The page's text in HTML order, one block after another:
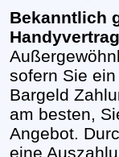
Bekanntlich
sofern Sie
Bargeld
am besten,
Angebot.
eine